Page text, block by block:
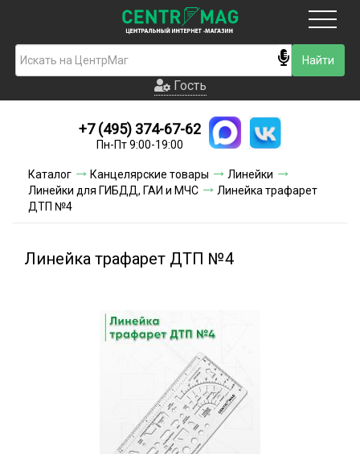
Гость
Новинки
Условия доставки
Гость
+7 (495) 374-67-62
Пн-Пт 9:00-19:00
Каталог Канцелярские товары
Линейки
Линейки для ГИБДД, ГАИ и МЧС
Линейка трафарет
ДТП №4
Линейка трафарет ДТП №4